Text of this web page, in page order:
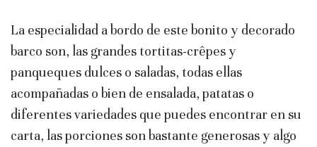
La especialidad a bordo de este bonito y decorado
barco son, las grandes tortitas-crêpes y
panqueques dulces o saladas, todas ellas
acompañadas o bien de ensalada, patatas o
diferentes variedades que puedes encontrar en su
carta, las porciones son bastante generosas y algo